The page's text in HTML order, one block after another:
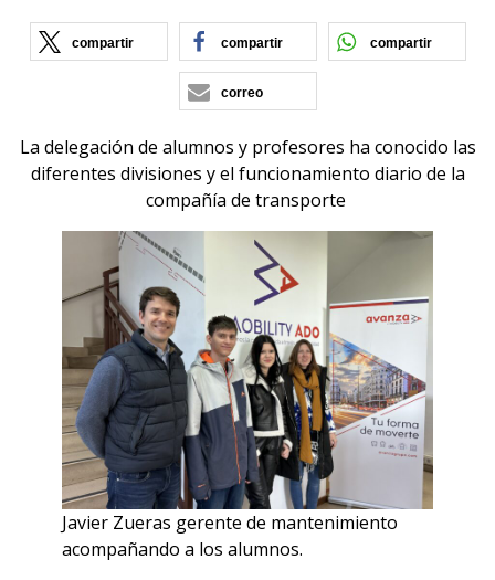
compartir (se abre en nueva ventana)
compartir (se abre en nueva
compartir
correo
La delegación de alumnos y profesores ha conocido las
diferentes divisiones y el funcionamiento diario de la
compañía de transporte
Javier Zueras gerente de mantenimiento
acompañando a los alumnos.